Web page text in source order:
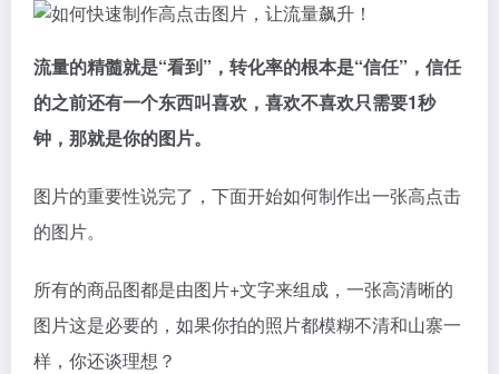
流量的精髓就是“看到”，转化率的根本是“信任”，信任
的之前还有一个东西叫喜欢，喜欢不喜欢只需要1秒
钟，那就是你的图片。
图片的重要性说完了，下面开始如何制作出一张高点击
的图片。
所有的商品图都是由图片+文字来组成，一张高清晰的
图片这是必要的，如果你拍的照片都模糊不清和山寨一
样，你还谈理想？